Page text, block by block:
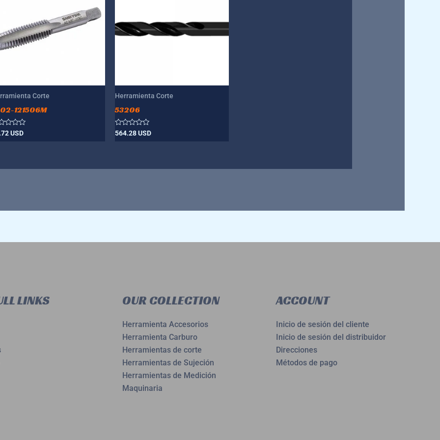
Corte
121506M
USD
Herramienta Corte
53206
Valorado
564.28USD
LINKS OUR COLLECTION
Herramienta Accesorios
Herramienta Carburo
Herramientas de corte
Herramientas de Sujeción
Herramientas de Medición
Maquinaria
ACCOUNT
Inicio de sesión del cliente
Inicio de sesión del distribuidor
Direcciones
Métodos de pago